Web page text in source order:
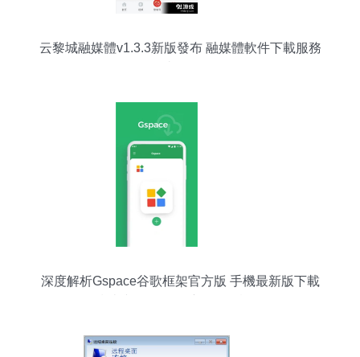
云黎城融媒體v1.3.3新版發布 融媒體軟件下載服務
深度解析Gspace谷歌框架官方版 手機最新版下載